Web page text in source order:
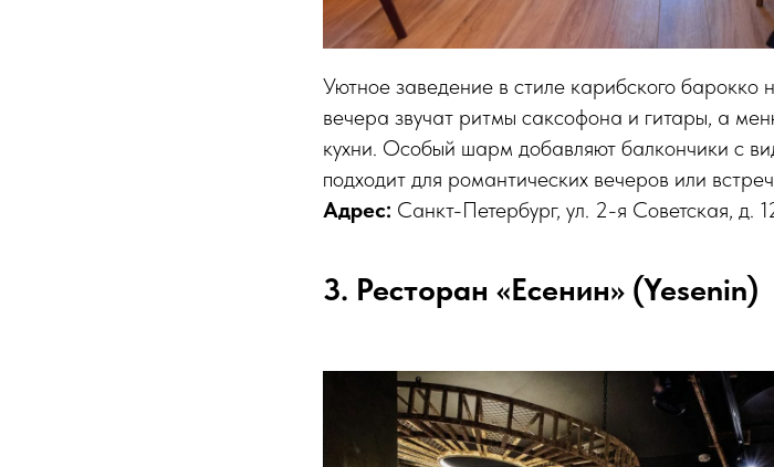
Уютное заведение в стиле карибского
вечера звучат ритмы саксофона и гитары, а
кухни. Особый шарм добавляют балкончики с
подходит для романтических вечеров или
Aдрес: Санкт-Петербург, ул. 2-я Советская, д.
3. Ресторан «Есенин» (Yesenin)